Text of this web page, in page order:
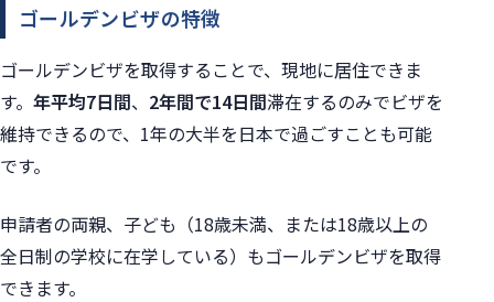
ゴールデンビザの特徴
ゴールデンビザを取得することで、現地に居住できま
す。 年平均7日間、 2年間で14日間滞在するのみでビザを
維持できるので、1年の大半を日本で過ごすことも可能
です。
申請者の両親、子ども（18歳未満、または18歳以上の
全日制の学校に在学している）もゴールデンビザを取得
できます。